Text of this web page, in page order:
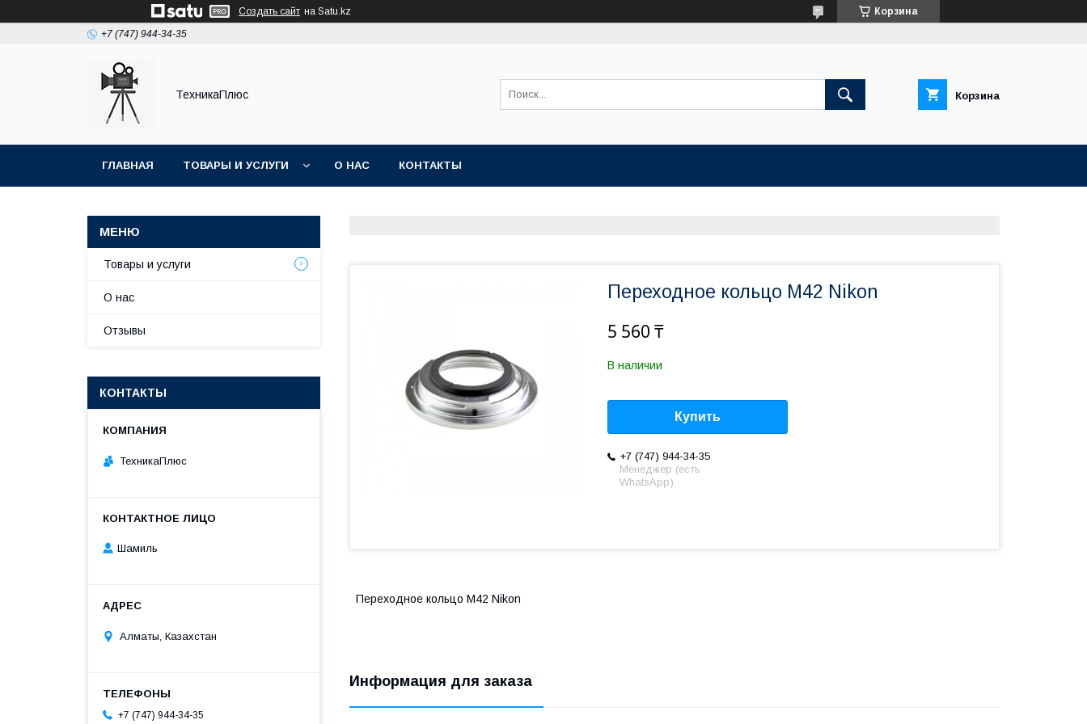
Создать сайт на Satu.kz Корзина
+7 (747) 944-34-35
ТехникаПлюс Корзина
ГЛАВНАЯ ТОВАРЫ И УСЛУГИ О НАС КОНТАКТЫ
Переходное кольцо M42 Nikon
5 560 ₸
В наличии
Купить
+7 (747) 944-34-35
Менеджер (есть
WhatsApp)
Переходное кольцо M42 Nikon
Информация для заказа
Товары и услуги
О нас
Отзывы
КОНТАКТЫ
ТехникаПлюс
Шамиль
Алматы, Казахстан
+7 (747) 944-34-35